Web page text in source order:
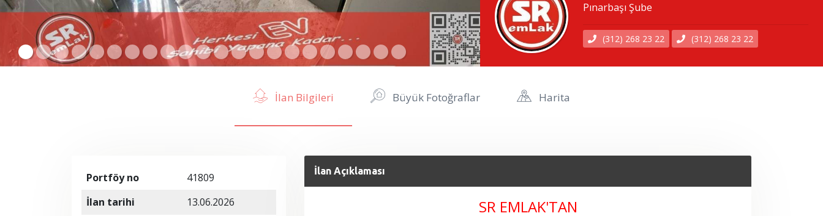
Pınarbaşı Şube
(312) 268 23 22 (312) 268 23 22
İlan Bilgileri Büyük Fotoğraflar Harita
Portföy no
41809
İlan tarihi
13.06.2026
İlan Açıklaması
SR EMLAK'TAN